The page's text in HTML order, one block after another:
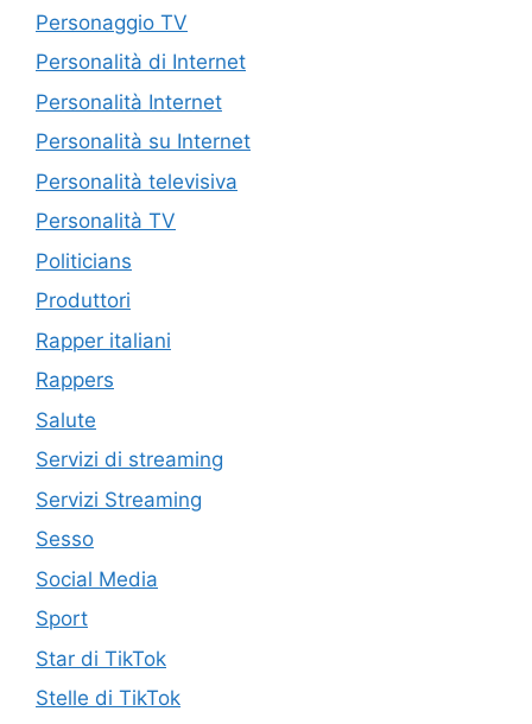
Personaggio TV
Personalità di Internet
Personalità Internet
Personalità su Internet
Personalità televisiva
Personalità TV
Politicians
Produttori
Rapper italiani
Rappers
Salute
Servizi di streaming
Servizi Streaming
Sesso
Social Media
Sport
Star di TikTok
Stelle di TikTok